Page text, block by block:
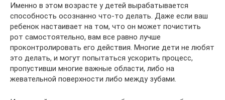
Именно в этом возрасте у детей вырабатывается
способность осознанно что-то делать. Даже если ваш
ребенок настаивает на том, что он может почистить
рот самостоятельно, вам все равно лучше
проконтролировать его действия. Многие дети не любят
это делать, и могут попытаться ускорить процесс,
пропустивши многие важные области, либо на
жевательной поверхности либо между зубами.